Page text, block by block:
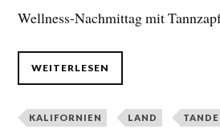
Wellness-Nachmittag mit
WEITERLESEN
KALIFORNIEN LAND